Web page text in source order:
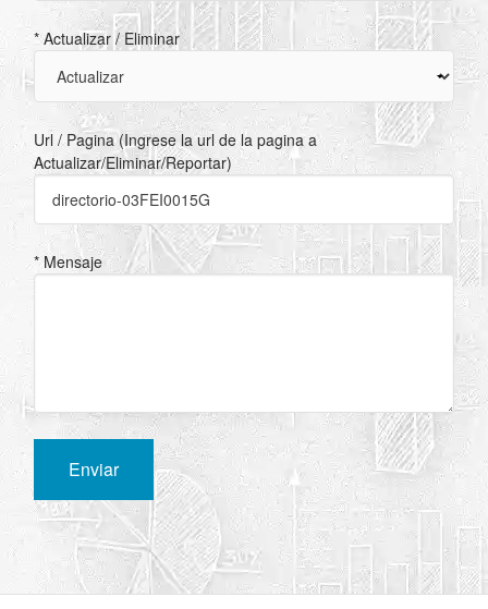
* Actualizar / Eliminar
Url / Pagina (Ingrese la url de la pagina a
Actualizar/Eliminar/Reportar)
* Mensaje
Enviar